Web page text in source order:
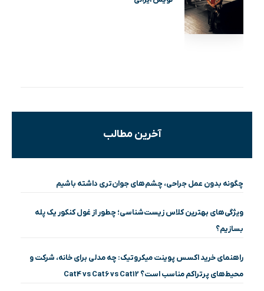
آخرین مطالب
چگونه بدون عمل جراحی، چشم‌های جوان‌تری داشته باشیم
ویژگی‌های بهترین کلاس زیست‌شناسی؛ چطور از غول کنکور یک پله
بسازیم؟
راهنمای خرید اکسس پوینت میکروتیک: چه مدلی برای خانه، شرکت و
محیط‌های پرتراکم مناسب است؟ Cat4 vs Cat6 vs Cat12